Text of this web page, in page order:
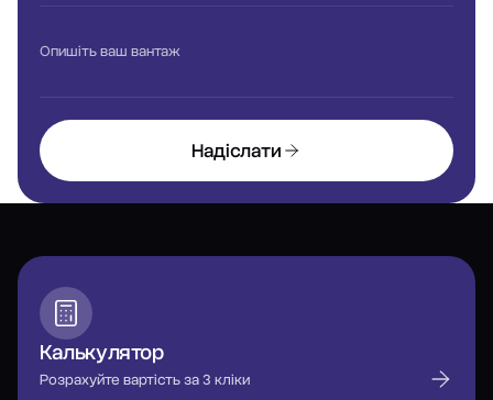
Опишіть ваш вантаж
Надіслати
Калькулятор
Розрахуйте вартість за 3 кліки